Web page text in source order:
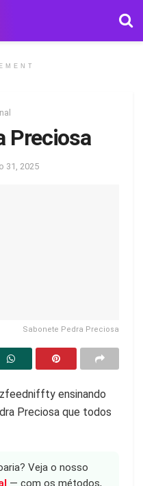
Preciosa
31, 2025
Sabonete Pedra Preciosa
ensinando
Preciosa que todos
Veja o nosso
— com os métodos,